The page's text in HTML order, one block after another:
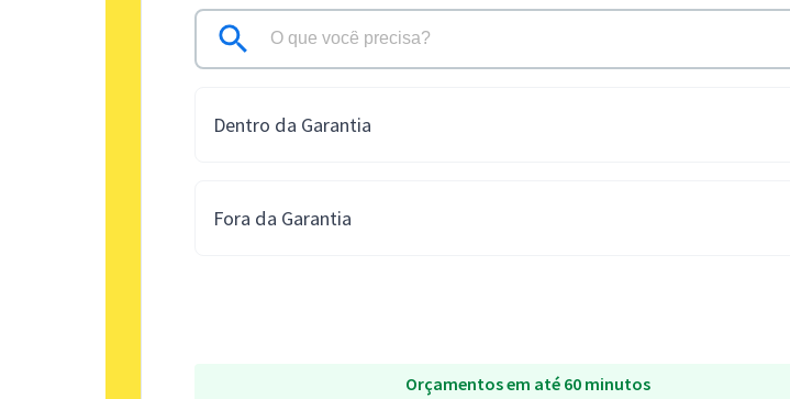
Dentro da Garantia
Fora da Garantia
Orçamentos em até 60 minutos